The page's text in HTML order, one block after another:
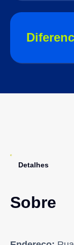
Detalhes
Sobre